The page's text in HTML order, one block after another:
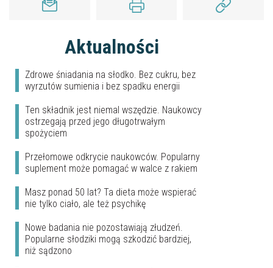
Aktualności
Zdrowe śniadania na słodko. Bez cukru, bez
wyrzutów sumienia i bez spadku energii
Ten składnik jest niemal wszędzie. Naukowcy
ostrzegają przed jego długotrwałym
spożyciem
Przełomowe odkrycie naukowców. Popularny
suplement może pomagać w walce z rakiem
Masz ponad 50 lat? Ta dieta może wspierać
nie tylko ciało, ale też psychikę
Nowe badania nie pozostawiają złudzeń.
Popularne słodziki mogą szkodzić bardziej,
niż sądzono